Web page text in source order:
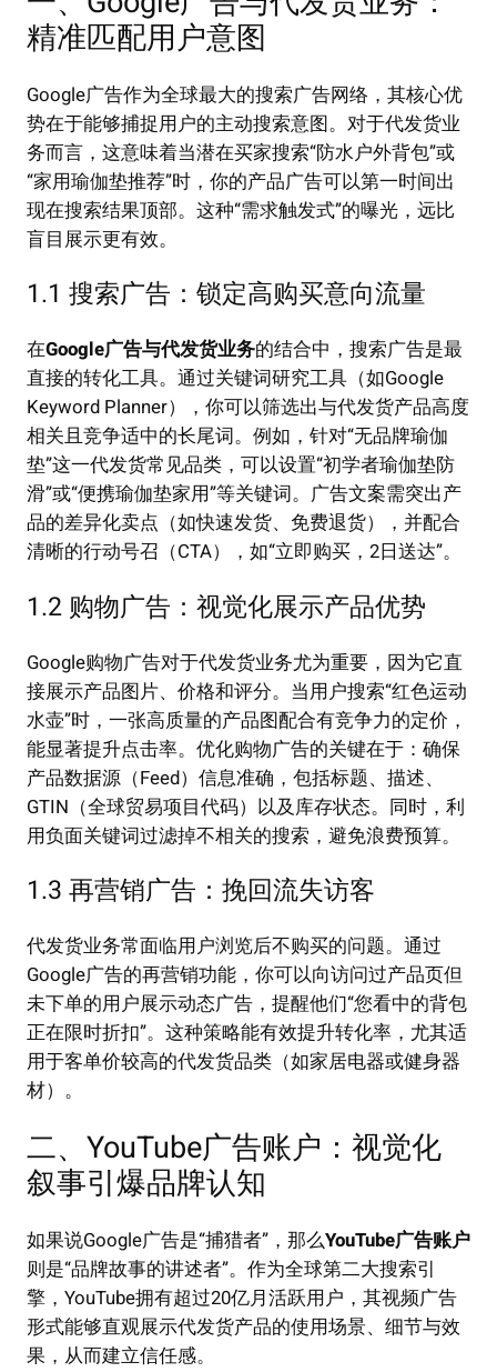
精准匹配用户意图
Google广告作为全球最大的搜索广告网络，其核心优
势在于能够捕捉用户的主动搜索意图。对于代发货业
务而言，这意味着当潜在买家搜索“防水户外背包”或
“家用瑜伽垫推荐”时，你的产品广告可以第一时间出
现在搜索结果顶部。这种“需求触发式”的曝光，远比
盲目展示更有效。
1.1 搜索广告：锁定高购买意向流量
在Google广告与代发货业务的结合中，搜索广告是最
直接的转化工具。通过关键词研究工具（如Google
Keyword Planner），你可以筛选出与代发货产品高度
相关且竞争适中的长尾词。例如，针对“无品牌瑜伽
垫”这一代发货常见品类，可以设置“初学者瑜伽垫防
滑”或“便携瑜伽垫家用”等关键词。广告文案需突出产
品的差异化卖点（如快速发货、免费退货），并配合
清晰的行动号召（CTA），如“立即购买，2日送达”。
1.2 购物广告：视觉化展示产品优势
Google购物广告对于代发货业务尤为重要，因为它直
接展示产品图片、价格和评分。当用户搜索“红色运动
水壶”时，一张高质量的产品图配合有竞争力的定价，
能显著提升点击率。优化购物广告的关键在于：确保
产品数据源（Feed）信息准确，包括标题、描述、
GTIN（全球贸易项目代码）以及库存状态。同时，利
用负面关键词过滤掉不相关的搜索，避免浪费预算。
1.3 再营销广告：挽回流失访客
代发货业务常面临用户浏览后不购买的问题。通过
Google广告的再营销功能，你可以向访问过产品页但
未下单的用户展示动态广告，提醒他们“您看中的背包
正在限时折扣”。这种策略能有效提升转化率，尤其适
用于客单价较高的代发货品类（如家居电器或健身器
材）。
二、YouTube广告账户：视觉化
叙事引爆品牌认知
如果说Google广告是“捕猎者”，那么YouTube广告账户
则是“品牌故事的讲述者”。作为全球第二大搜索引
擎，YouTube拥有超过20亿月活跃用户，其视频广告
形式能够直观展示代发货产品的使用场景、细节与效
果，从而建立信任感。